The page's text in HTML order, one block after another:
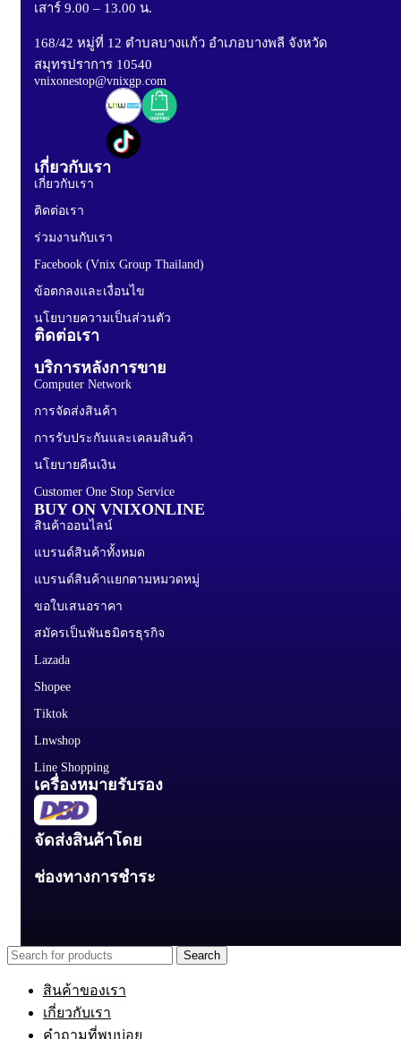
เสาร์ 9.00 – 13.00 น.
168/42 หมู่ที่ 12 ตำบลบางแก้ว อำเภอบางพลี จังหวัด
สมุทรปราการ 10540
vnixonestop@vnixgp.com
เกี่ยวกับเรา
เกี่ยวกับเรา
ติดต่อเรา
ร่วมงานกับเรา
Facebook (Vnix Group Thailand)
ข้อตกลงและเงื่อนไข
นโยบายความเป็นส่วนตัว
ติดต่อเรา
บริการหลังการขาย
Computer Network
การจัดส่งสินค้า
การรับประกันและเคลมสินค้า
นโยบายคืนเงิน
Customer One Stop Service
BUY ON VNIXONLINE
สินค้าออนไลน์
แบรนด์สินค้าทั้งหมด
แบรนด์สินค้าแยกตามหมวดหมู่
ขอใบเสนอราคา
สมัครเป็นพันธมิตรธุรกิจ
Lazada
Shopee
Tiktok
Lnwshop
Line Shopping
เครื่องหมายรับรอง
จัดส่งสินค้าโดย
ช่องทางการชำระ
Search
สินค้าของเรา
เกี่ยวกับเรา
คำถามที่พบบ่อย